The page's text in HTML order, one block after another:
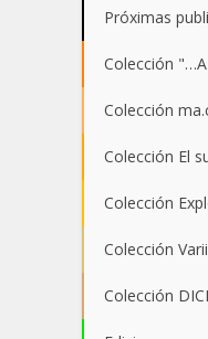
Próximas
Colección
Colección
Colección El
Colección
Colección
Colección